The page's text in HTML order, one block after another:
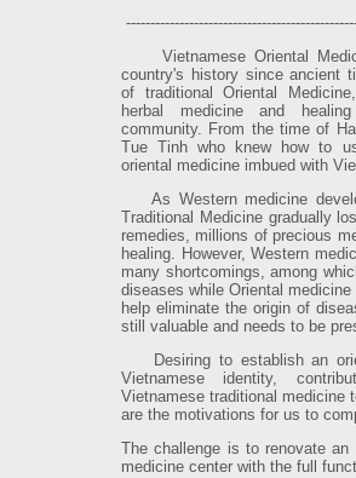
Vietnamese Oriental
country's history since ancient
of traditional Oriental
herbal medicine and
community. From the time of
Tue Tinh who knew how to
oriental medicine imbued with
As Western medicine
Traditional Medicine gradually
remedies, millions of precious
healing. However, Western
many shortcomings, among
diseases while Oriental
help eliminate the origin of
still valuable and needs to be
Desiring to establish an
Vietnamese identity,
Vietnamese traditional medicine
are the motivations for us to
The challenge is to renovate
medicine center with the full